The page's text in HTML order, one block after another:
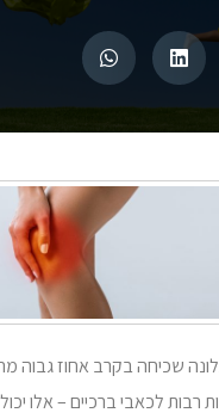
שכיחה בקרב אחוז גבוה
לכאבי ברכיים – אלו